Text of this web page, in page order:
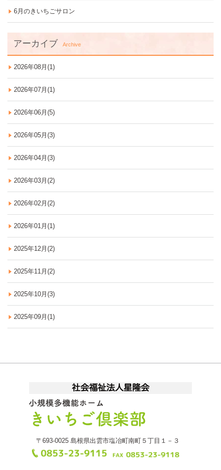
6月のきいちごサロン
アーカイブ Archive
2026年08月(1)
2026年07月(1)
2026年06月(5)
2026年05月(3)
2026年04月(3)
2026年03月(2)
2026年02月(2)
2026年01月(1)
2025年12月(2)
2025年11月(2)
2025年10月(3)
2025年09月(1)
〒693-0025 島根県出雲市塩冶町南町５丁目１－３